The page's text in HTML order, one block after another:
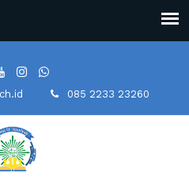
085 2233 23260